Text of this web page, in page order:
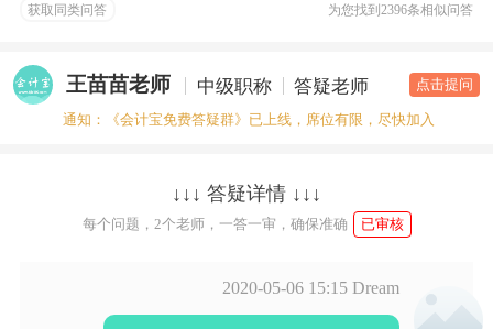
获取同类问答 为您找到2396条相似问答
王苗苗老师 中级职称 答疑老师 点击提问
通知：《会计宝免费答疑群》已上线，席位有限，尽快加入
↓↓↓ 答疑详情 ↓↓↓
每个问题，2个老师，一答一审，确保准确 已审核
2020-05-06 15:15 Dream